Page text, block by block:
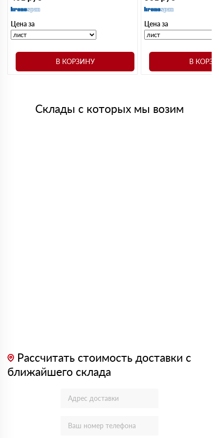
Цена за
В КОРЗИНУ
Цена за
В
Склады с которых мы возим
Рассчитать стоимость доставки с
ближайшего склада